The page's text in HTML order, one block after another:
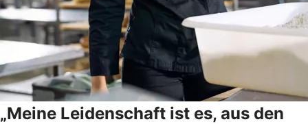
„Meine Leidenschaft ist es, aus den